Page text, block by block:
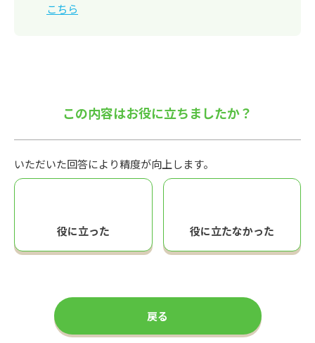
こちら
この内容はお役に立ちましたか？
いただいた回答により精度が向上します。
役に立った 役に立たなかった
戻る